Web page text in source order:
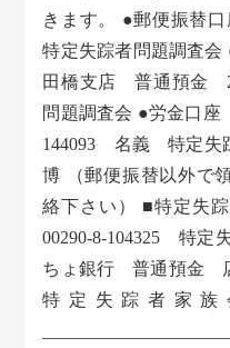
きます。 ●郵便振替口
特定失踪者問題調査
田橋支店 普通預金
問題調査会 ●労金口
144093 名義 特定失
博 （郵便振替以外で
絡下さい） ■特定失
00290-8-104325 特定
ちょ銀行 普通預金
特定失踪者家